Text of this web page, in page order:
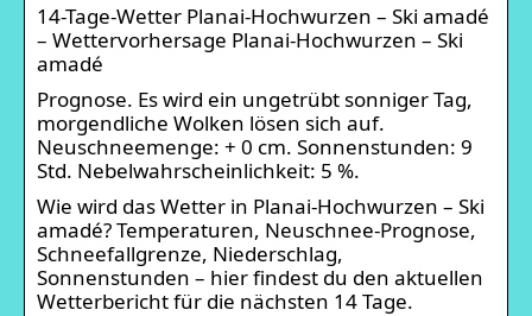
14-Tage-Wetter Planai-Hochwurzen – Ski amadé
– Wettervorhersage Planai-Hochwurzen – Ski
amadé
Prognose. Es wird ein ungetrübt sonniger Tag,
morgendliche Wolken lösen sich auf.
Neuschneemenge: + 0 cm. Sonnenstunden: 9
Std. Nebelwahrscheinlichkeit: 5 %.
Wie wird das Wetter in Planai-Hochwurzen – Ski
amadé? Temperaturen, Neuschnee-Prognose,
Schneefallgrenze, Niederschlag,
Sonnenstunden – hier findest du den aktuellen
Wetterbericht für die nächsten 14 Tage.